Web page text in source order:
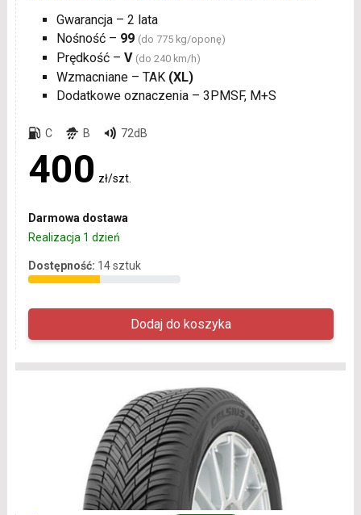
Gwarancja – 2 lata
Nośność – 99 (do 775 kg/oponę)
Prędkość – V (do 240 km/h)
Wzmacniane – TAK (XL)
Dodatkowe oznaczenia – 3PMSF, M+S
C B 72dB
400 zł/szt.
Darmowa dostawa
Realizacja 1 dzień
Dostępność: 14 sztuk